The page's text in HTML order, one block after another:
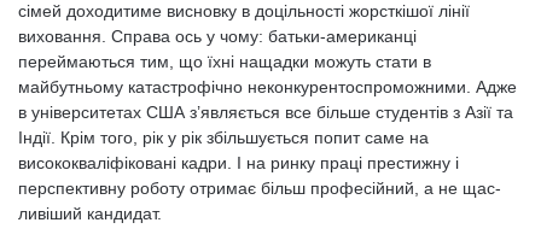
сімей доходитиме висновку в доцільності жорсткішої лінії
виховання. Справа ось у чому: батьки-американці
переймаються тим, що їхні нащадки можуть стати в
майбутньому катастрофічно неконкурентоспроможними. Адже
в університетах США з’являється все більше студентів з Азії та
Індії. Крім того, рік у рік збільшується попит саме на
висококваліфіковані кадри. І на ринку праці престижну і
перспективну роботу отримає більш професійний, а не щас­
ливіший кандидат.